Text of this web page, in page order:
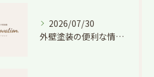
2026/07/30
外壁塗装の便利な情報と失敗しない色や費用判断のコツを徹底解説